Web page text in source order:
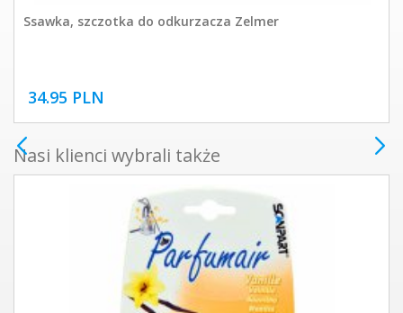
Ssawka, szczotka do odkurzacza Zelmer
34.95 PLN
Nasi klienci wybrali także